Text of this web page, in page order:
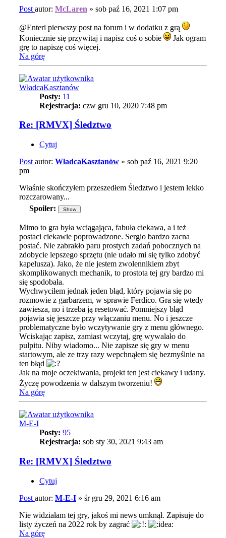
Post autor: McLaren » sob paź 16, 2021 1:07 pm
@Enteri pierwszy post na forum i w dodatku z grą
Koniecznie się przywitaj i napisz coś o sobie
Jak ogram
grę to napiszę coś więcej.
Na górę
WładcaKasztanów
Posty: 11
Rejestracja: czw gru 10, 2020 7:48 pm
Re: [RMVX] Śledztwo
Cytuj
Post autor: WładcaKasztanów » sob paź 16, 2021 9:20
pm
Właśnie skończyłem przeszedłem Śledztwo i jestem lekko
rozczarowany...
Spoiler:
Mimo to gra była wciągająca, fabuła ciekawa, a i też
postaci ciekawie poprowadzone. Sergio bardzo zacna
postać. Nie zabrakło paru prostych zadań pobocznych na
zdobycie lepszego sprzętu (nie udało mi się tylko zdobyć
kapelusza). Jako, że nie jestem zwolennikiem zbyt
skomplikowanych mechanik, to prostota tej gry bardzo mi
się spodobała.
Wychwyciłem jednak jeden błąd, który pojawia się po
rozmowie z garbarzem, w sprawie Ferdico. Gra się wtedy
zawiesza, no i trzeba ją resetować. Pomniejszy błąd
pojawia się jeszcze przy włączaniu menu. No i jeszcze
problematyczne było wczytywanie gry z menu głównego.
Wciskając zapisz, zamiast wczytaj, grę wywalało do
pulpitu. Niby wiadomo... Nie zapisze się gry w menu
startowym, ale ze trzy razy wepchnąłem się bezmyślnie na
ten błąd
Jak na moje oczekiwania, projekt ten jest ciekawy i udany.
Życzę powodzenia w dalszym tworzeniu!
Na górę
M-E-I
Posty: 95
Rejestracja: sob sty 30, 2021 9:43 am
Re: [RMVX] Śledztwo
Cytuj
Post autor: M-E-I » śr gru 29, 2021 6:16 am
Nie widziałam tej gry, jakoś mi news umknął. Zapisuje do
listy życzeń na 2022 rok by zagrać
Na górę